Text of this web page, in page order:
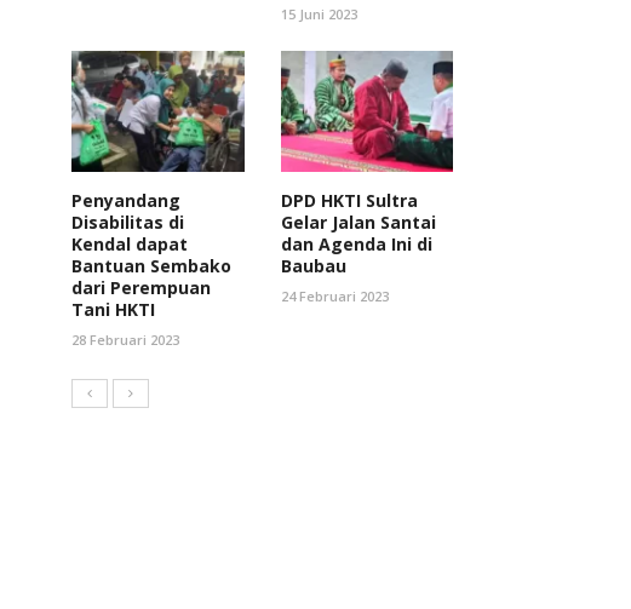
15 Juni 2023
Penyandang
Disabilitas di
Kendal dapat
Bantuan Sembako
dari Perempuan
Tani HKTI
28 Februari 2023
DPD HKTI Sultra
Gelar Jalan Santai
dan Agenda Ini di
Baubau
24 Februari 2023